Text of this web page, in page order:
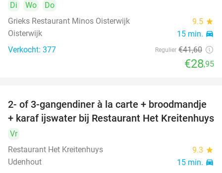
Di Wo
Do
Grieks Restaurant Minos Oisterwijk
9.5 star
Oisterwijk 15 min. directions_car
Verkocht: 377 Regulier €41,60
€28,95
38%
2- of 3-gangendiner à la carte + broodmandje
+ karaf ijswater bij Restaurant Het Kreitenhuys
Vr
Restaurant Het Kreitenhuys
9.3 star
Udenhout 15 min. directions_car